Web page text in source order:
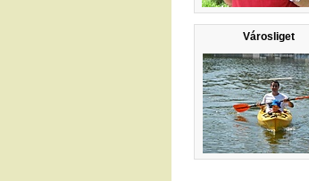
Városliget